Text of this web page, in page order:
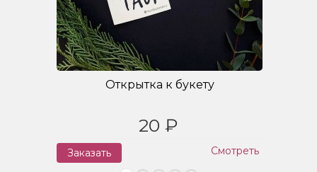
Открытка к букету
20 ₽
Заказать Смотреть